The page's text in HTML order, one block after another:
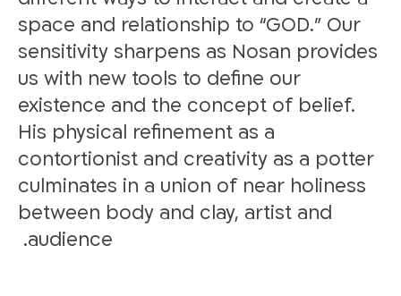
space and relationship to “GOD.” Our
sensitivity sharpens as Nosan provides
us with new tools to define our
existence and the concept of belief.
His physical refinement as a
contortionist and creativity as a potter
culminates in a union of near holiness
between body and clay, artist and
audience.